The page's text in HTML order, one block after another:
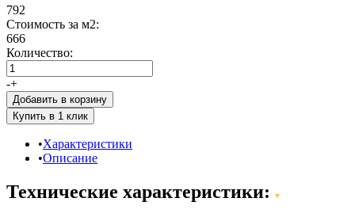
792
Стоимость за м2:
666
Количество:
-+
Добавить в корзину
Характеристики
Описание
Технические характеристики: